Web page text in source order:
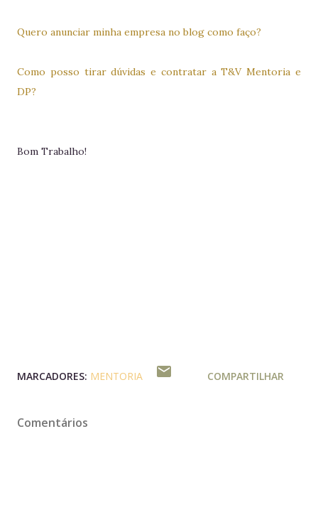
Quero anunciar minha empresa no blog como faço?
Como posso tirar dúvidas e contratar a T&V Mentoria e
DP?
Bom Trabalho!
MARCADORES: MENTORIA COMPARTILHAR
Comentários